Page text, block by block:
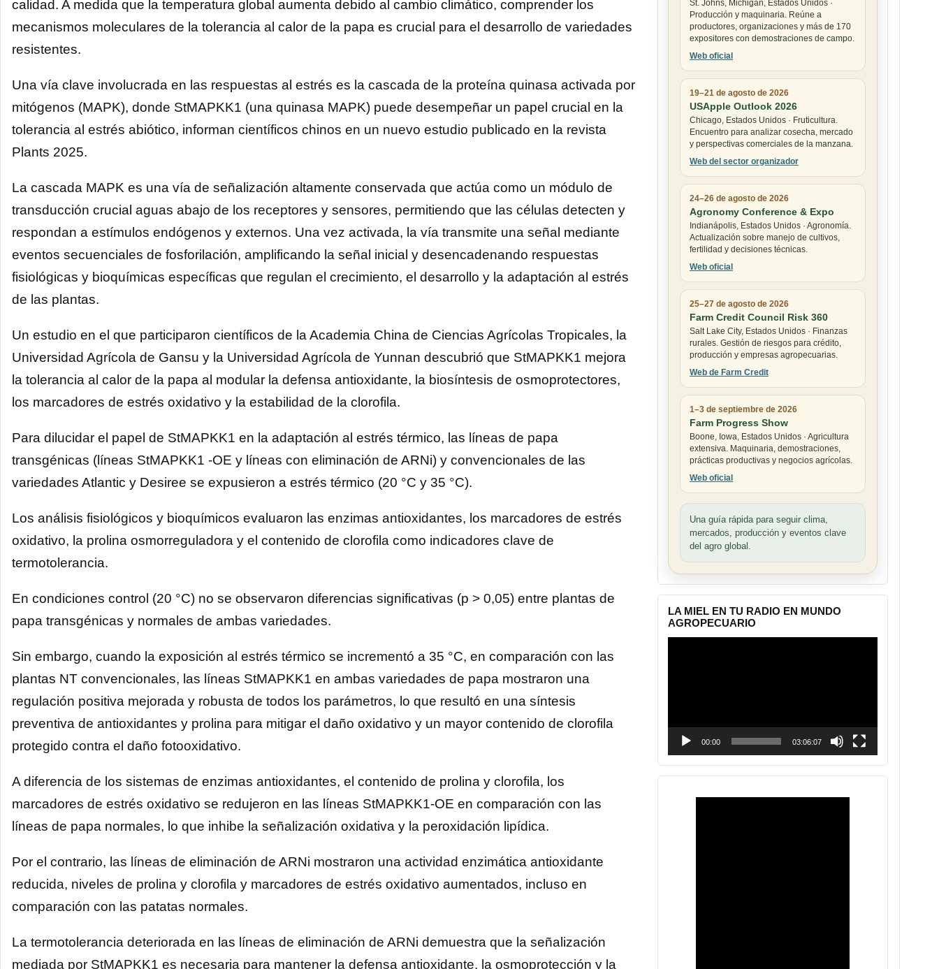
calidad. A medida que la temperatura global aumenta debido al cambio climático, comprender los
mecanismos moleculares de la tolerancia al calor de la papa es crucial para el desarrollo de variedades
resistentes.
Una vía clave involucrada en las respuestas al estrés es la cascada de la proteína quinasa activada por
mitógenos (MAPK), donde StMAPKK1 (una quinasa MAPK) puede desempeñar un papel crucial en la
tolerancia al estrés abiótico, informan científicos chinos en un nuevo estudio publicado en la revista
Plants 2025.
La cascada MAPK es una vía de señalización altamente conservada que actúa como un módulo de
transducción crucial aguas abajo de los receptores y sensores, permitiendo que las células detecten y
respondan a estímulos endógenos y externos. Una vez activada, la vía transmite una señal mediante
eventos secuenciales de fosforilación, amplificando la señal inicial y desencadenando respuestas
fisiológicas y bioquímicas específicas que regulan el crecimiento, el desarrollo y la adaptación al estrés
de las plantas.
Un estudio en el que participaron científicos de la Academia China de Ciencias Agrícolas Tropicales, la
Universidad Agrícola de Gansu y la Universidad Agrícola de Yunnan descubrió que StMAPKK1 mejora
la tolerancia al calor de la papa al modular la defensa antioxidante, la biosíntesis de osmoprotectores,
los marcadores de estrés oxidativo y la estabilidad de la clorofila.
Para dilucidar el papel de StMAPKK1 en la adaptación al estrés térmico, las líneas de papa
transgénicas (líneas StMAPKK1 -OE y líneas con eliminación de ARNi) y convencionales de las
variedades Atlantic y Desiree se expusieron a estrés térmico (20 °C y 35 °C).
Los análisis fisiológicos y bioquímicos evaluaron las enzimas antioxidantes, los marcadores de estrés
oxidativo, la prolina osmorreguladora y el contenido de clorofila como indicadores clave de
termotolerancia.
En condiciones control (20 °C) no se observaron diferencias significativas (p > 0,05) entre plantas de
papa transgénicas y normales de ambas variedades.
Sin embargo, cuando la exposición al estrés térmico se incrementó a 35 °C, en comparación con las
plantas NT convencionales, las líneas StMAPKK1 en ambas variedades de papa mostraron una
regulación positiva mejorada y robusta de todos los parámetros, lo que resultó en una síntesis
preventiva de antioxidantes y prolina para mitigar el daño oxidativo y un mayor contenido de clorofila
protegido contra el daño fotooxidativo.
A diferencia de los sistemas de enzimas antioxidantes, el contenido de prolina y clorofila, los
marcadores de estrés oxidativo se redujeron en las líneas StMAPKK1-OE en comparación con las
líneas de papa normales, lo que inhibe la señalización oxidativa y la peroxidación lipídica.
Por el contrario, las líneas de eliminación de ARNi mostraron una actividad enzimática antioxidante
reducida, niveles de prolina y clorofila y marcadores de estrés oxidativo aumentados, incluso en
comparación con las patatas normales.
La termotolerancia deteriorada en las líneas de eliminación de ARNi demuestra que la señalización
mediada por StMAPKK1 es necesaria para mantener la defensa antioxidante, la osmoprotección y la
St. Johns, Michigan, Estados Unidos ·
Producción y maquinaria. Reúne a
productores, organizaciones y más de 170
expositores con demostraciones de campo.
Web oficial
19–21 de agosto de 2026
USApple Outlook 2026
Chicago, Estados Unidos · Fruticultura.
Encuentro para analizar cosecha, mercado
y perspectivas comerciales de la manzana.
Web del sector organizador
24–26 de agosto de 2026
Agronomy Conference & Expo
Indianápolis, Estados Unidos · Agronomía.
Actualización sobre manejo de cultivos,
fertilidad y decisiones técnicas.
Web oficial
25–27 de agosto de 2026
Farm Credit Council Risk 360
Salt Lake City, Estados Unidos · Finanzas
rurales. Gestión de riesgos para crédito,
producción y empresas agropecuarias.
Web de Farm Credit
1–3 de septiembre de 2026
Farm Progress Show
Boone, Iowa, Estados Unidos · Agricultura
extensiva. Maquinaria, demostraciones,
prácticas productivas y negocios agrícolas.
Web oficial
Una guía rápida para seguir clima,
mercados, producción y eventos clave
del agro global.
LA MIEL EN TU RADIO EN MUNDO
AGROPECUARIO
00:00 03:06:07